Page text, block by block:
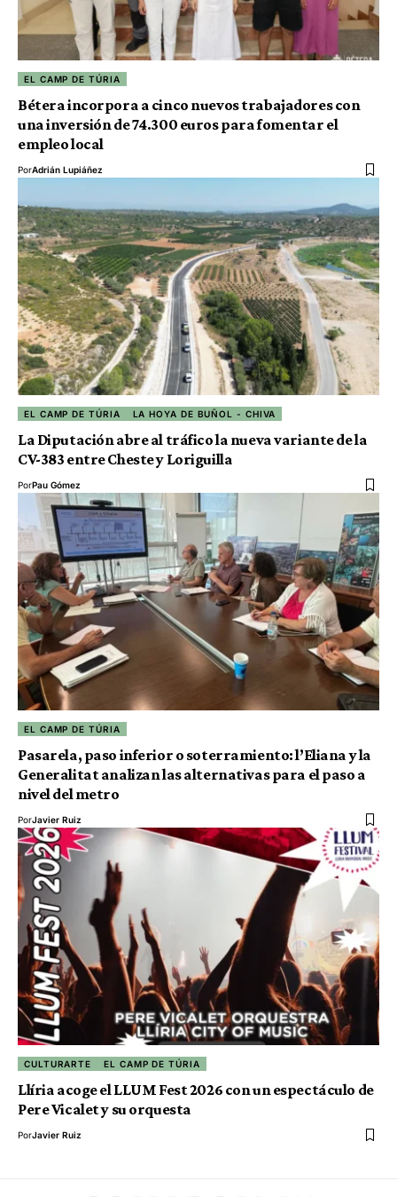
EL CAMP DE TÚRIA
Bétera incorpora a cinco nuevos trabajadores con
una inversión de 74.300 euros para fomentar el
empleo local
PorAdrián Lupiáñez
EL CAMP DE TÚRIA LA HOYA DE BUÑOL - CHIVA
La Diputación abre al tráfico la nueva variante de la
CV-383 entre Cheste y Loriguilla
PorPau Gómez
EL CAMP DE TÚRIA
Pasarela, paso inferior o soterramiento: l’Eliana y la
Generalitat analizan las alternativas para el paso a
nivel del metro
PorJavier Ruiz
CULTURARTE EL CAMP DE TÚRIA
Llíria acoge el LLUM Fest 2026 con un espectáculo de
Pere Vicalet y su orquesta
PorJavier Ruiz